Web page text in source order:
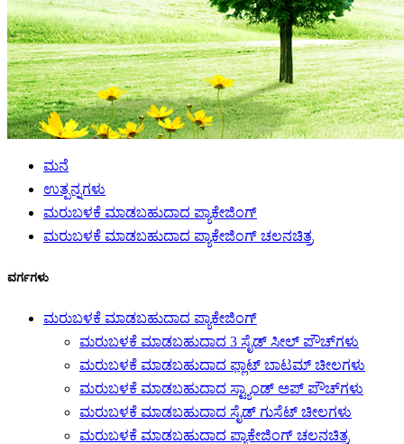
ಮನೆ
ಉತ್ಪನ್ನಗಳು
ಮರುಬಳಕೆ ಮಾಡಬಹುದಾದ ಪ್ಯಾಕೇಜಿಂಗ್
ಮರುಬಳಕೆ ಮಾಡಬಹುದಾದ ಪ್ಯಾಕೇಜಿಂಗ್ ಚಲನಚಿತ್ರ
ವರ್ಗಗಳು
ಮರುಬಳಕೆ ಮಾಡಬಹುದಾದ ಪ್ಯಾಕೇಜಿಂಗ್
ಮರುಬಳಕೆ ಮಾಡಬಹುದಾದ 3 ಸೈಡ್ ಸೀಲ್ ಪೌಚ್‌ಗಳು
ಮರುಬಳಕೆ ಮಾಡಬಹುದಾದ ಫ್ಲಾಟ್ ಬಾಟಮ್ ಚೀಲಗಳು
ಮರುಬಳಕೆ ಮಾಡಬಹುದಾದ ಸ್ಟ್ಯಾಂಡ್ ಅಪ್ ಪೌಚ್‌ಗಳು
ಮರುಬಳಕೆ ಮಾಡಬಹುದಾದ ಸೈಡ್ ಗುಸೆಟ್ ಚೀಲಗಳು
ಮರುಬಳಕೆ ಮಾಡಬಹುದಾದ ಪ್ಯಾಕೇಜಿಂಗ್ ಚಲನಚಿತ್ರ